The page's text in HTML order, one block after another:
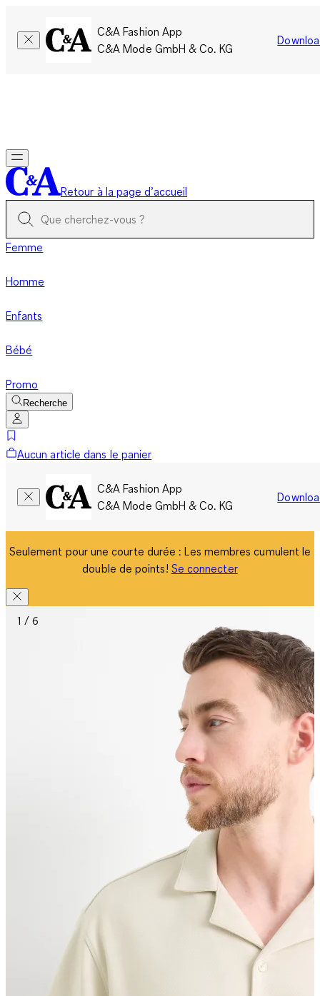
C&A Fashion App
C&A Mode GmbH & Co. KG
Retour à la page d’accueil
Femme
Homme
Enfants
Bébé
Promo
Recherche
Aucun article dans le panier
C&A Fashion App
C&A Mode GmbH & Co. KG
Seulement pour une courte durée : Les membres cumulent le
double de points! Se connecter
1 / 6